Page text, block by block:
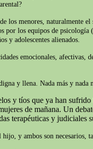
los menores, naturalmente
por los equipos de
y adolescentes alienados.
emocionales, afectivas,
y llena. Nada más y nada
y tíos que ya han
de mañana. Un
terapéuticas y judiciales
y ambos son necesarios,